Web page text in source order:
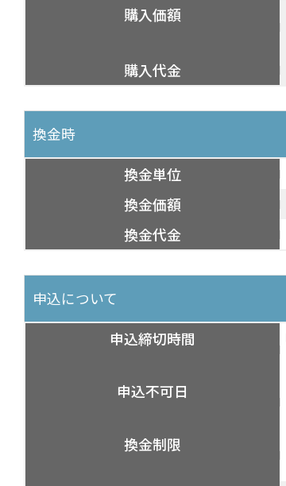
購入価額
購入代金
換金時
換金単位
換金価額
換金代金
申込について
申込締切時間
申込不可日
換金制限